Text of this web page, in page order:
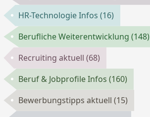
HR-Technologie Infos(16)
Berufliche Weiterentwicklung(148)
Recruiting aktuell(68)
Beruf & Jobprofile Infos(160)
Bewerbungstipps aktuell(15)